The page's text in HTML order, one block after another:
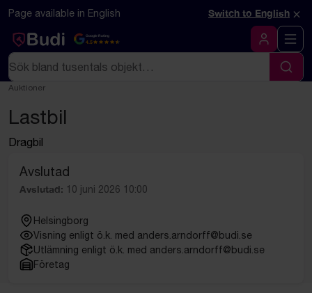
Hoppa till innehåll
Textbaserad (markdown) version av denna sida
Page available in English Switch to English ×
Google Rating
4.5
Logga in
Sök
Sök
Auktioner
Lastbil
Dragbil
Avslutad
Avslutad: 10 juni 2026 10:00
Helsingborg
Visning enligt ö.k. med anders.arndorff@budi.se
Utlämning enligt ö.k. med anders.arndorff@budi.se
Företag